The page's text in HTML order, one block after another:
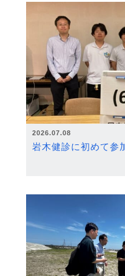
2026.07.08
岩木健診に初めて参